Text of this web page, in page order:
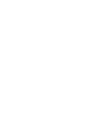
proyectos y
tenemos para
en Sodimac.
y decoración.